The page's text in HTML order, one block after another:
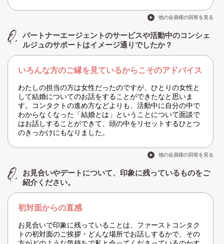
他の会員様の回答を見る
パートナーエージェントのサービスや活動中のコンシェ
ルジュのサポートはイメージ通りでしたか？
いろんな方のご縁を見ているからこそのアドバイス
わたしの担当の方は女性だったのですが、ひとりの女性と
して結婚についてのお話をすることができたなと思いま
す。コンタクトの進め方などよりも、活動中に自分の中で
わからなくなった「結婚とは」ということについて面談で
はお話しすることができて、頭の中をリセットするひとつ
のきっかけにもなりました。
他の会員様の回答を見る
お見合いやデートについて、印象に残っているものをご
紹介ください。
初対面からの直感
お見合いで印象に残っていることは、ファーストコンタク
トの初対面のご挨拶・どんな場所でお話しするかで、その